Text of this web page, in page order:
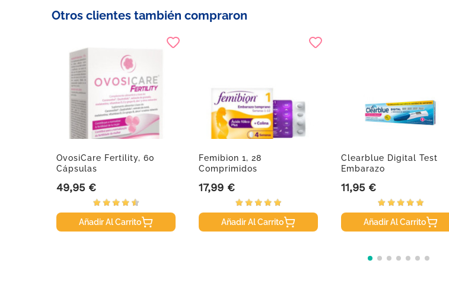
Otros clientes también compraron
OvosiCare Fertility, 60
Cápsulas
Precio
49,95 €
Añadir Al Carrito
Femibion 1, 28
Comprimidos
Precio
17,99 €
Añadir Al Carrito
Clearblue Digital Test
Embarazo
Precio
11,95 €
Añadir Al Carrito